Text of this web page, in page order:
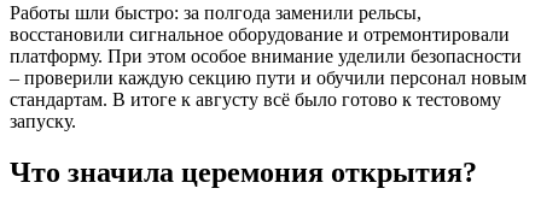
Работы шли быстро: за полгода заменили рельсы,
восстановили сигнальное оборудование и отремонтировали
платформу. При этом особое внимание уделили безопасности
– проверили каждую секцию пути и обучили персонал новым
стандартам. В итоге к августу всё было готово к тестовому
запуску.
Что значила церемония открытия?